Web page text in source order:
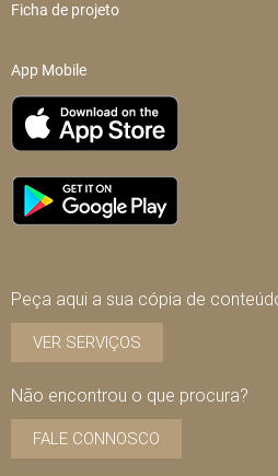
Ficha de projeto
App Mobile
Peça aqui a sua cópia de
VER SERVIÇOS
Não encontrou o que procura?
FALE CONNOSCO